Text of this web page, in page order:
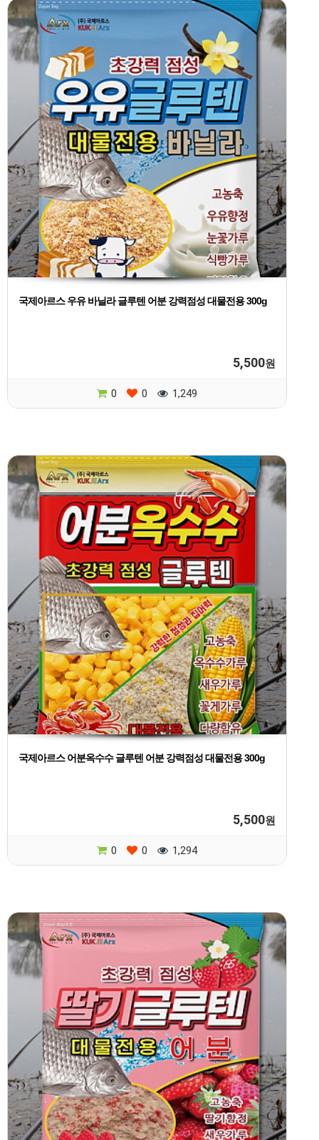
국제아르스 우유 바닐라 글루텐 어분 강력점성 대물전용 300g
5,500원
0 0 1,249
국제아르스 어분옥수수 글루텐 어분 강력점성 대물전용 300g
5,500원
0 0 1,294